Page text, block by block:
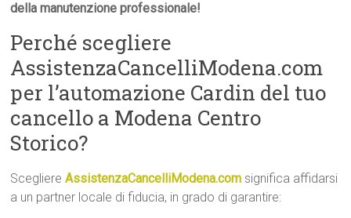
della manutenzione professionale!
Perché scegliere
AssistenzaCancelliModena.com
per l’automazione Cardin del tuo
cancello a Modena Centro
Storico?
ScegliereAssistenzaCancelliModena.com significa affidarsi
a un partner locale di fiducia, in grado di garantire: